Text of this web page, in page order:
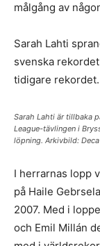
målgång av
Sarah Lahti
svenska
tidigare rekordet.
Sarah Lahti är tillbaka
League-tävlingen i
löpning. Arkivbild:
I herrarnas lopp
på Haile
2007. Med i
och Emil Millán